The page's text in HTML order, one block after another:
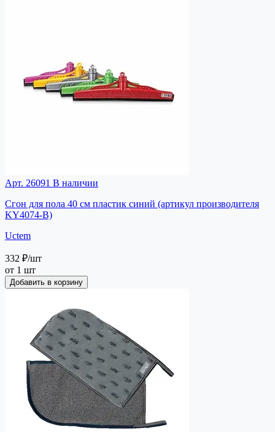
Арт. 26091 В наличии
Сгон для пола 40 см пластик синий (артикул производителя
KY4074-B)
Uctem
332 ₽/шт
от 1 шт
Добавить в корзину